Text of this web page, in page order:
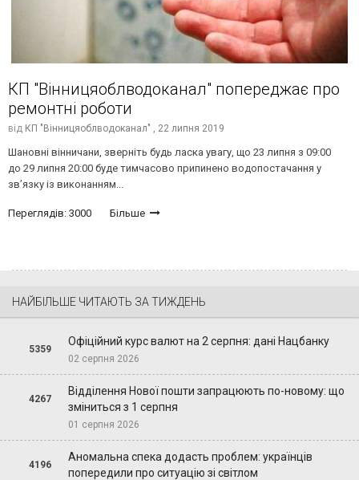
КП "Вінницяоблводоканал" попереджає про
ремонтні роботи
від КП "Вінницяоблводоканал" , 22 липня 2019
Шановні вінничани, зверніть будь ласка увагу, що 23 липня з 09:00
до 29 липня 20:00 буде тимчасово припинено водопостачання у
зв’язку із виконанням...
Переглядів: 3000 Більше
НАЙБІЛЬШЕ ЧИТАЮТЬ ЗА ТИЖДЕНЬ
5359
Офіційний курс валют на 2 серпня: дані Нацбанку
02 серпня 2026
4267
Відділення Нової пошти запрацюють по-новому: що
зміниться з 1 серпня
01 серпня 2026
4196
Аномальна спека додасть проблем: українців
попередили про ситуацію зі світлом